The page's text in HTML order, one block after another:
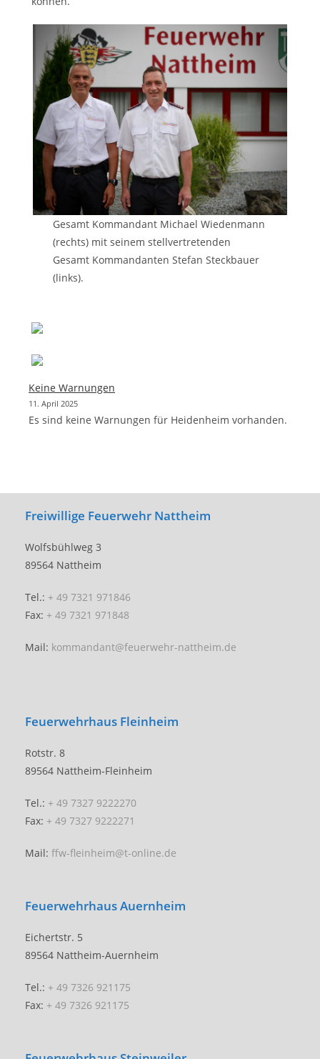
Gesamt Kommandant Michael Wiedenmann
(rechts) mit seinem stellvertretenden
Gesamt Kommandanten Stefan Steckbauer
(links).
Keine Warnungen
11. April 2025
Es sind keine Warnungen für Heidenheim vorhanden.
Freiwillige Feuerwehr Nattheim
Wolfsbühlweg 3
89564 Nattheim
Tel.: + 49 7321 971846
Fax: + 49 7321 971848
Mail: kommandant@feuerwehr-nattheim.de
Feuerwehrhaus Fleinheim
Rotstr. 8
89564 Nattheim-Fleinheim
Tel.: + 49 7327 9222270
Fax: + 49 7327 9222271
Mail: ffw-fleinheim@t-online.de
Feuerwehrhaus Auernheim
Eichertstr. 5
89564 Nattheim-Auernheim
Tel.: + 49 7326 921175
Fax: + 49 7326 921175